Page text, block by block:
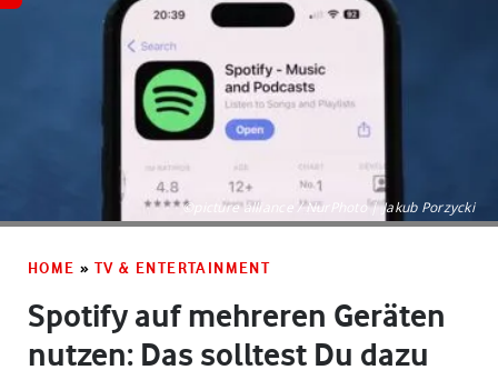
©picture alliance / NurPhoto | Jakub Porzycki
HOME » TV & ENTERTAINMENT
Spotify auf mehreren Geräten
nutzen: Das solltest Du dazu